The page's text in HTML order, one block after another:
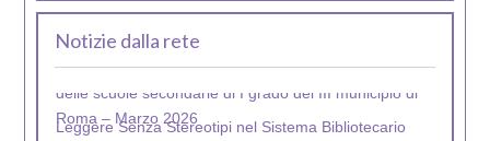
Notizie dalla rete
Leggere Senza Stereotipi nel Sistema Bibliotecario
Ceretano Sabatino